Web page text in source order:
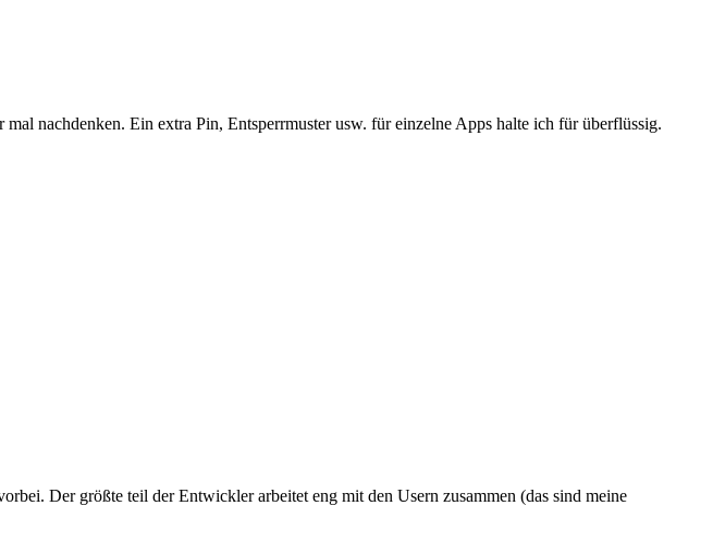
nachdenken. Ein extra Pin, Entsperrmuster usw. für einzelne Apps halte ich für überflüssig.
Der größte teil der Entwickler arbeitet eng mit den Usern zusammen (das sind meine